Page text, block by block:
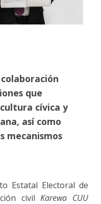
que
cívica y
así como
mecanismos
Estatal Electoral de
civilKarewa CUU